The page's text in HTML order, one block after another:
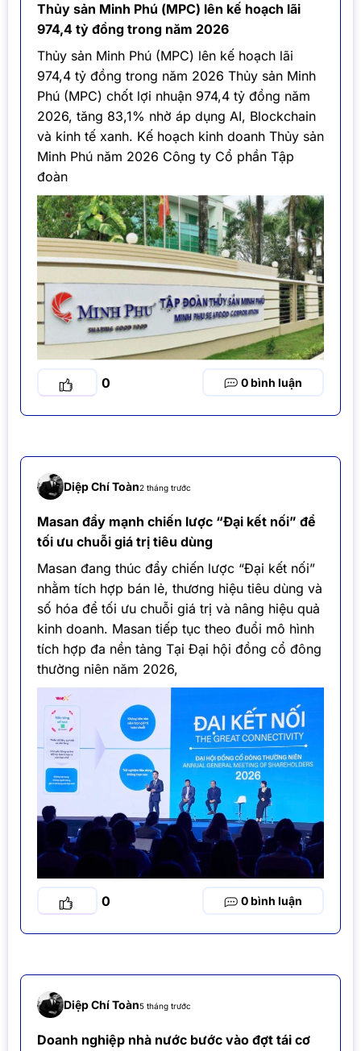
Thủy sản Minh Phú (MPC) lên kế hoạch lãi
974,4 tỷ đồng trong năm 2026
Thủy sản Minh Phú (MPC) lên kế hoạch lãi
974,4 tỷ đồng trong năm 2026 Thủy sản Minh
Phú (MPC) chốt lợi nhuận 974,4 tỷ đồng năm
2026, tăng 83,1% nhờ áp dụng AI, Blockchain
và kinh tế xanh. Kế hoạch kinh doanh Thủy sản
Minh Phú năm 2026 Công ty Cổ phần Tập
đoàn
0 0
Diệp Chí Toàn2 tháng trước
Masan đẩy mạnh chiến lược “Đại kết nối” để
tối ưu chuỗi giá trị tiêu dùng
Masan đang thúc đẩy chiến lược “Đại kết nối”
nhằm tích hợp bán lẻ, thương hiệu tiêu dùng và
số hóa để tối ưu chuỗi giá trị và nâng hiệu quả
kinh doanh. Masan tiếp tục theo đuổi mô hình
tích hợp đa nền tảng Tại Đại hội đồng cổ đông
thường niên năm 2026,
0 0
Diệp Chí Toàn5 tháng trước
Doanh nghiệp nhà nước bước vào đợt tái cơ